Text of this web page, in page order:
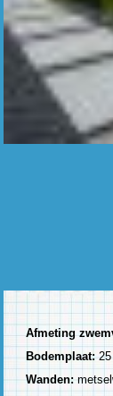
Afmeting
Bodemplaat:25
Wanden: